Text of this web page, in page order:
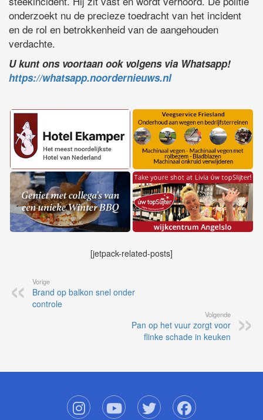
onderzoekt nu de precieze toedracht van het incident
en de rol en betrokkenheid van de aangehouden
verdachte.
U kunt ons voortaan ook volgens via Whatsapp!
https://whatsapp.noordernieuws.nl
[jetpack-related-posts]
Vorige
Brand op balkon snel onder
controle
Volgende
Pan op het vuur zorgt voor
flinke schade in keuken